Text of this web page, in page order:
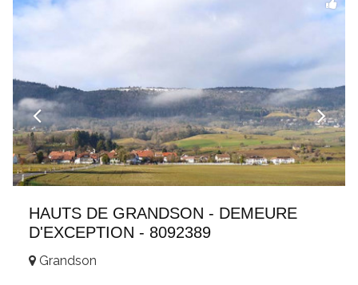
HAUTS DE GRANDSON - DEMEURE
D'EXCEPTION - 8092389
Grandson